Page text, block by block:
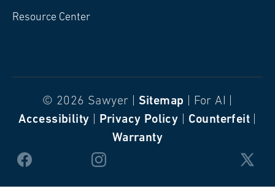
Resource Center
© 2026 Sawyer | Sitemap | For AI |
Accessibility
Privacy Policy Counterfeit|
Warranty